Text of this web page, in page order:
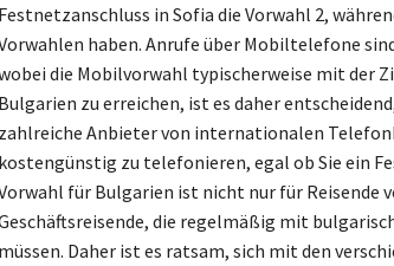
Festnetzanschluss in Sofia die Vorwahl 2,
haben. Anrufe über Mobiltelefone
die Mobilvorwahl typischerweise mit der
Bulgarien zu erreichen, ist es daher
zahlreiche Anbieter von internationalen
kostengünstig zu telefonieren, egal ob Sie ein
für Bulgarien ist nicht nur für Reisende
die regelmäßig mit
müssen. Daher ist es ratsam, sich mit den